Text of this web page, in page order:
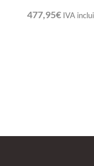
477,95€ IVA